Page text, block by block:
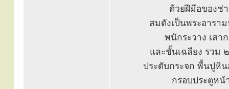
ด้วยฝีมือของช่
สมดังเป็นพระอารา
พนักระวาง เสา
และชั้นเฉลียง รวม
ประดับกระจก พื้นปูหิ
กรอบประตูหน้